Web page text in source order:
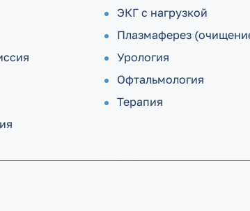
ЭКГ с нагрузкой
Плазмаферез
Урология
Офтальмология
Терапия